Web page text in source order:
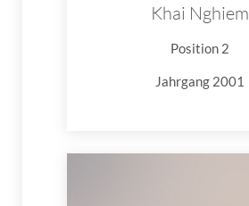
Khai Nghiem
Position 2
Jahrgang 2001